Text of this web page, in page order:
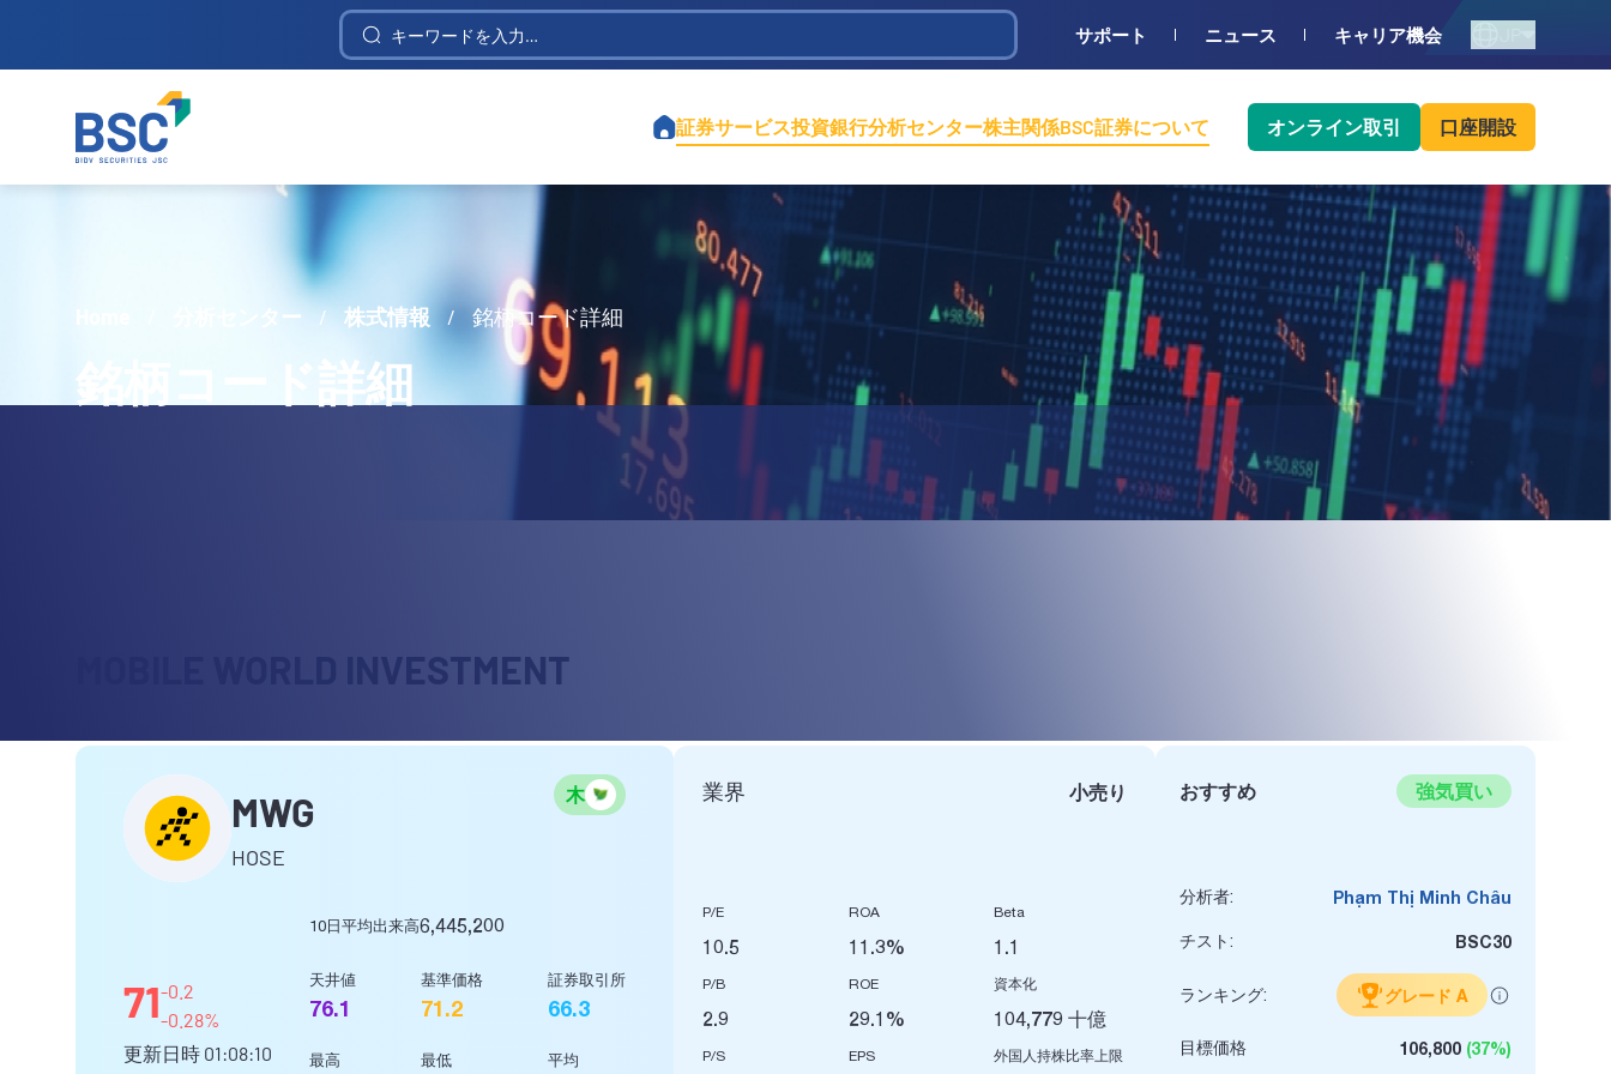
サポート ニュース キャリア機会
証券サービス投資銀行分析センター株主関係BSC証券について オンライン取引 口座開設
分析センター / 株式情報 / 銘柄コード詳細
銘柄コード詳細
MOBILE WORLD INVESTMENT
MWG
HOSE
木
10日平均出来高6,445,200
71-0.2
-0.28%
更新日時 01:08:10
天井値
76.1
最高
基準価格
71.2
最低
証券取引所
66.3
平均
業界 小売り
P/E
10.5
ROA
11.3%
Beta
1.1
P/B
2.9
ROE
29.1%
資本化
104,779 十億
P/S EPS 外国人持株比率上限
おすすめ 強気買い
分析者: Phạm Thị Minh Châu
チスト: BSC30
ランキング: グレード A
目標価格 106,800 (37%)